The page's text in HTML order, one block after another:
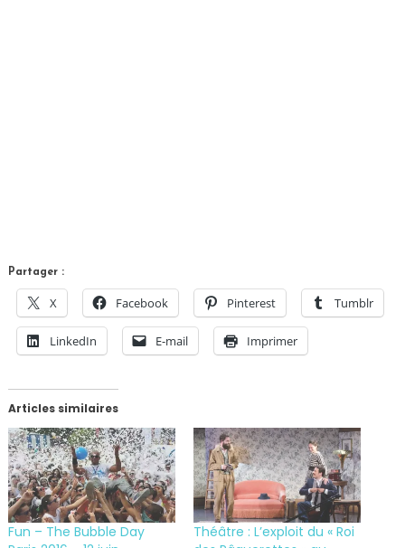
Partager :
X Facebook Pinterest Tumblr
LinkedIn E-mail Imprimer
Articles similaires
Fun – The Bubble Day
Théâtre : L’exploit du « Roi